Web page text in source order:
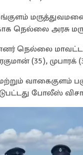
நெல்லை அரசு
நெல்லை மாவட்டம்
(35),
வாகைகுளம்
போலீஸ்